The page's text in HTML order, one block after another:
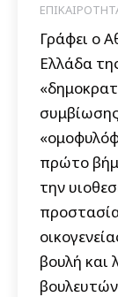
Γράφει ο
Ελλάδα
πρώτο
την
βουλή και